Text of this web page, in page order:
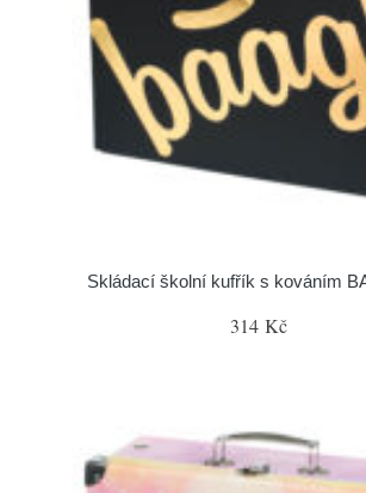
Skládací školní kufřík s kováním
314 Kč